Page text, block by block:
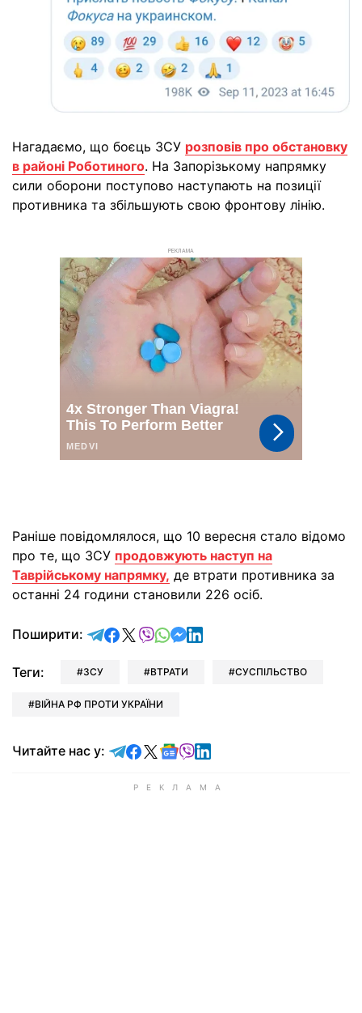
Нагадаємо, що боєць ЗСУ розповів про обстановку
в районі Роботиного. На Запорізькому напрямку
сили оборони поступово наступають на позиції
противника та збільшують свою фронтову лінію.
РЕКЛАМА
Раніше повідомлялося, що 10 вересня стало відомо
про те, що ЗСУ продовжують наступ на
Таврійському напрямку, де втрати противника за
останні 24 години становили 226 осіб.
Поширити: відправити у Telegram
поділитись у Facebook
поділитись у X
відправити у Viber
відправити у Whatsapp
відправити у Messenger
відправити у LinkedIn
Теги: ЗСУ ВТРАТИ СУСПІЛЬСТВО
ВІЙНА РФ ПРОТИ УКРАЇНИ
Читайте нас у: Читайте у Telegram
Читайте у Facebook
Читайте у X
Читайте у Google news
Читайте у Viber
Читайте у LinkedIn